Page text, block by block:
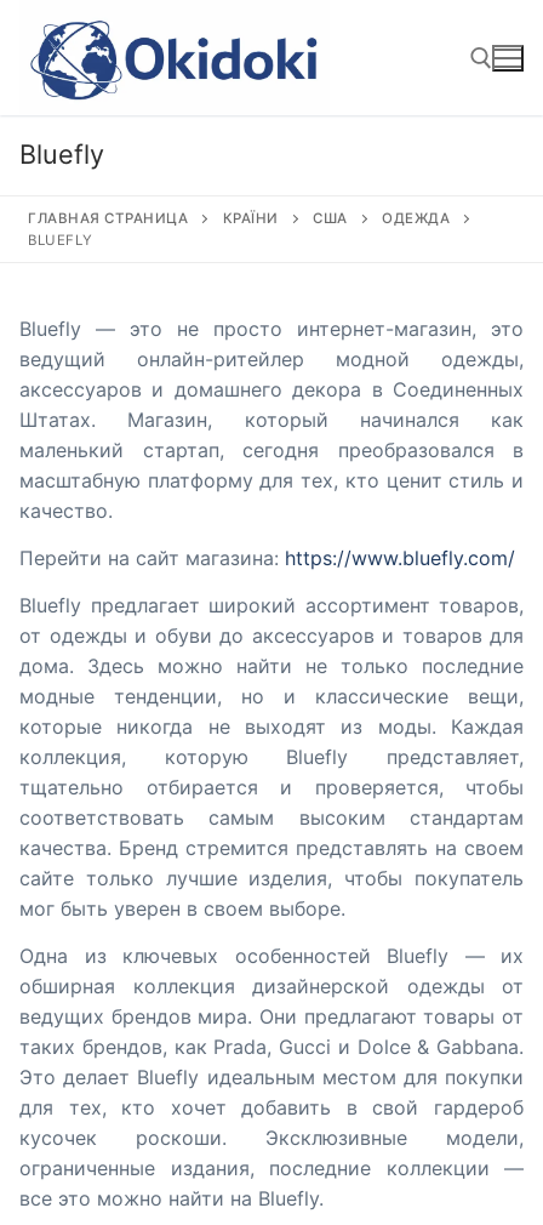
содержимому
Bluefly
ГЛАВНАЯ СТРАНИЦА КРАЇНИ США
ОДЕЖДА
BLUEFLY
Bluefly — это не просто интернет-магазин, это
ведущий онлайн-ритейлер модной одежды,
аксессуаров и домашнего декора в Соединенных
Штатах. Магазин, который начинался как
маленький стартап, сегодня преобразовался в
масштабную платформу для тех, кто ценит стиль и
качество.
Перейти на сайт магазина: https://www.bluefly.com/
Bluefly предлагает широкий ассортимент товаров,
от одежды и обуви до аксессуаров и товаров для
дома. Здесь можно найти не только последние
модные тенденции, но и классические вещи,
которые никогда не выходят из моды. Каждая
коллекция, которую Bluefly представляет,
тщательно отбирается и проверяется, чтобы
соответствовать самым высоким стандартам
качества. Бренд стремится представлять на своем
сайте только лучшие изделия, чтобы покупатель
мог быть уверен в своем выборе.
Одна из ключевых особенностей Bluefly — их
обширная коллекция дизайнерской одежды от
ведущих брендов мира. Они предлагают товары от
таких брендов, как Prada, Gucci и Dolce & Gabbana.
Это делает Bluefly идеальным местом для покупки
для тех, кто хочет добавить в свой гардероб
кусочек роскоши. Эксклюзивные модели,
ограниченные издания, последние коллекции —
все это можно найти на Bluefly.